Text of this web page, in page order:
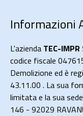
Informazioni
L'azienda TEC-IMPR
codice fiscale
Demolizione ed è
43.11.00 . La sua
limitata e la sua
146 - 92029